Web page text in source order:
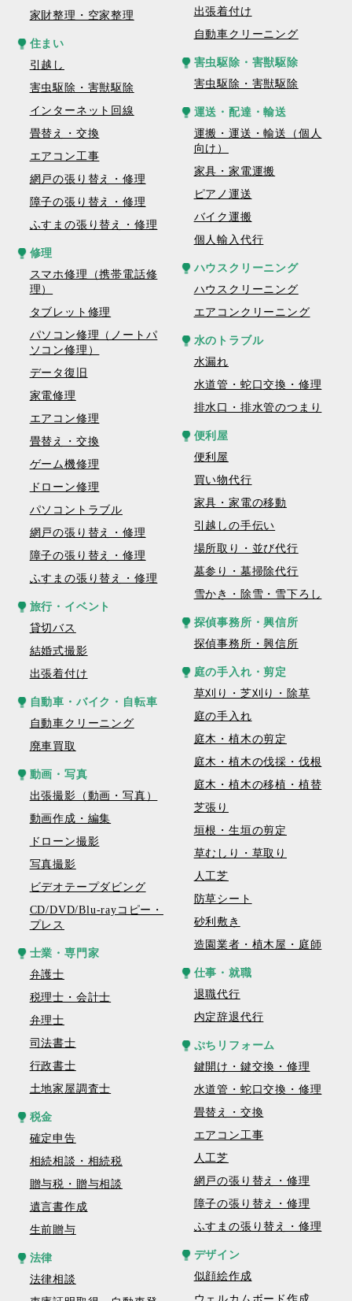
家財整理・空家整理
住まい
引越し
害虫駆除・害獣駆除
インターネット回線
畳替え・交換
エアコン工事
網戸の張り替え・修理
障子の張り替え・修理
ふすまの張り替え・修理
修理
スマホ修理（携帯電話修
理）
タブレット修理
パソコン修理（ノートパ
ソコン修理）
データ復旧
家電修理
エアコン修理
畳替え・交換
ゲーム機修理
ドローン修理
パソコントラブル
網戸の張り替え・修理
障子の張り替え・修理
ふすまの張り替え・修理
旅行・イベント
貸切バス
結婚式撮影
出張着付け
自動車・バイク・自転車
自動車クリーニング
廃車買取
動画・写真
出張撮影（動画・写真）
動画作成・編集
ドローン撮影
写真撮影
ビデオテープダビング
CD/DVD/Blu-rayコピー・
プレス
士業・専門家
弁護士
税理士・会計士
弁理士
司法書士
行政書士
土地家屋調査士
税金
確定申告
相続相談・相続税
贈与税・贈与相談
遺言書作成
生前贈与
法律
法律相談
出張着付け
自動車クリーニング
害虫駆除・害獣駆除
害虫駆除・害獣駆除
運送・配達・輸送
運搬・運送・輸送（個人
向け）
家具・家電運搬
ピアノ運送
バイク運搬
個人輸入代行
ハウスクリーニング
ハウスクリーニング
エアコンクリーニング
水のトラブル
水漏れ
水道管・蛇口交換・修理
排水口・排水管のつまり
便利屋
便利屋
買い物代行
家具・家電の移動
引越しの手伝い
場所取り・並び代行
墓参り・墓掃除代行
雪かき・除雪・雪下ろし
探偵事務所・興信所
探偵事務所・興信所
庭の手入れ・剪定
草刈り・芝刈り・除草
庭の手入れ
庭木・植木の剪定
庭木・植木の伐採・伐根
庭木・植木の移植・植替
芝張り
垣根・生垣の剪定
草むしり・草取り
人工芝
防草シート
砂利敷き
造園業者・植木屋・庭師
仕事・就職
退職代行
内定辞退代行
ぷちリフォーム
鍵開け・鍵交換・修理
水道管・蛇口交換・修理
畳替え・交換
エアコン工事
人工芝
網戸の張り替え・修理
障子の張り替え・修理
ふすまの張り替え・修理
デザイン
似顔絵作成